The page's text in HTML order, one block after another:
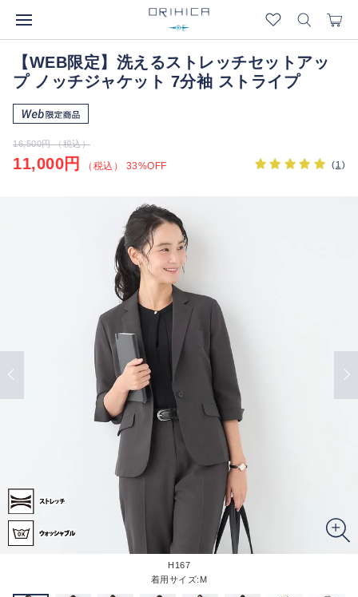
【WEB限定】洗えるストレッチセットアッ
プ ノッチジャケット 7分袖 ストライプ
16,500円 （税込）
11,000円 （税込） 33%OFF (1 )
H167
着用サイズ:M